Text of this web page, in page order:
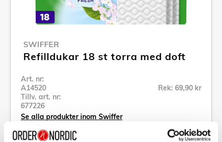
SWIFFER
Refilldukar 18 st torra med doft
Art. nr:
A14520
Tillv. art. nr:
677226
Rek: 69,90 kr
Se alla produkter inom Swiffer